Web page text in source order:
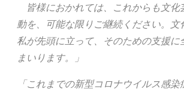
皆様におかれては、これからも文化
動を、可能な限りご継続ください。文
私が先頭に立って、そのための支援に
まいります。」
「これまでの新型コロナウイルス感